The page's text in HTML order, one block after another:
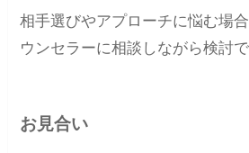
相手選びやアプローチに悩む場
ウンセラーに相談しながら検討で
お見合い